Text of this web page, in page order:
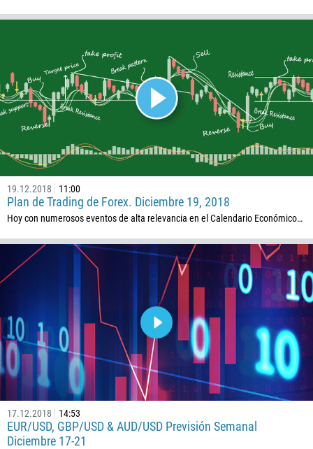
19.12.2018 11:00
Plan de Trading de Forex. Diciembre 19, 2018
Hoy con numerosos eventos de alta relevancia en el Calendario Económico…
17.12.2018 14:53
EUR/USD, GBP/USD & AUD/USD Previsión Semanal
Diciembre 17-21
973
1246
375
32
501
229
975
591
387
267
246
226
257
855
237
1